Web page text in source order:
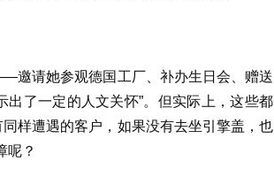
邀请她参观德国工厂、补办生日会、赠送
出了一定的人文关怀”。但实际上，这些都
样遭遇的客户，如果没有去坐引擎盖，也
呢？